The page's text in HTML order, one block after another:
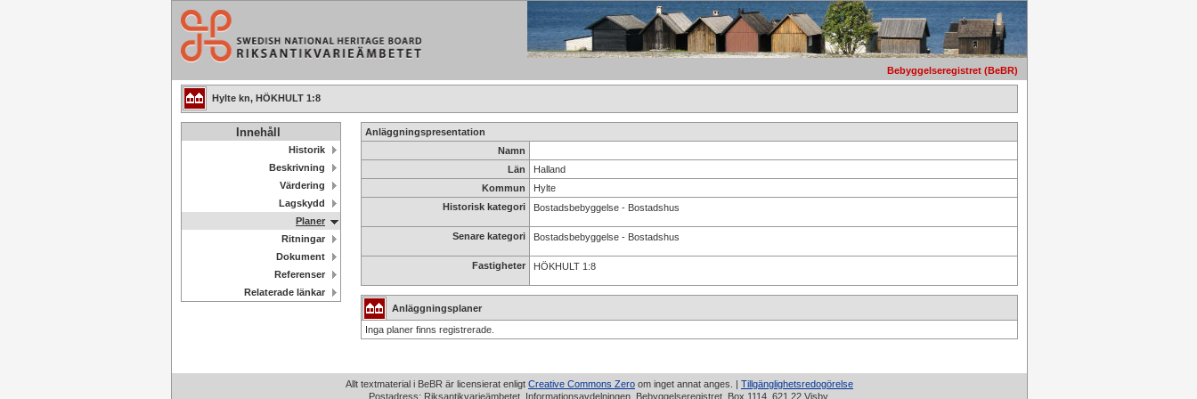
Bebyggelseregistret (BeBR)
Hylte kn, HÖKHULT 1:8
Innehåll
Historik
Beskrivning
Värdering
Lagskydd
Planer
Ritningar
Dokument
Referenser
Relaterade länkar
Anläggningspresentation
Namn
Län
Halland
Kommun
Hylte
Historisk kategori
Bostadsbebyggelse - Bostadshus
Senare kategori Bostadsbebyggelse - Bostadshus
Fastigheter HÖKHULT 1:8
Anläggningsplaner
Inga planer finns registrerade.
Allt textmaterial i BeBR är licensierat enligt Creative Commons Zero om inget annat anges. | Tillgänglighetsredogörelse
Postadress: Riksantikvarieämbetet, Informationsavdelningen, Bebyggelseregistret, Box 1114, 621 22 Visby.